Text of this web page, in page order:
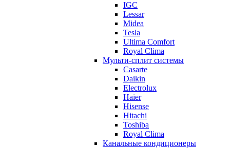
IGC
Lessar
Midea
Tesla
Ultima Comfort
Royal Clima
Мульти-сплит системы
Casarte
Daikin
Electrolux
Haier
Hisense
Hitachi
Toshiba
Royal Clima
Канальные кондиционеры